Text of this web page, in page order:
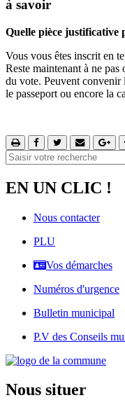
à savoir
Quelle pièce justificative
Vous vous êtes inscrit en
Reste maintenant à ne
du vote. Peuvent convenir
le passeport ou encore la
EN UN CLIC !
Nous contacter
PLU
Vos démarches
Numéros d'urgence
Bulletin municipal
P.V des Conseils
Nous situer